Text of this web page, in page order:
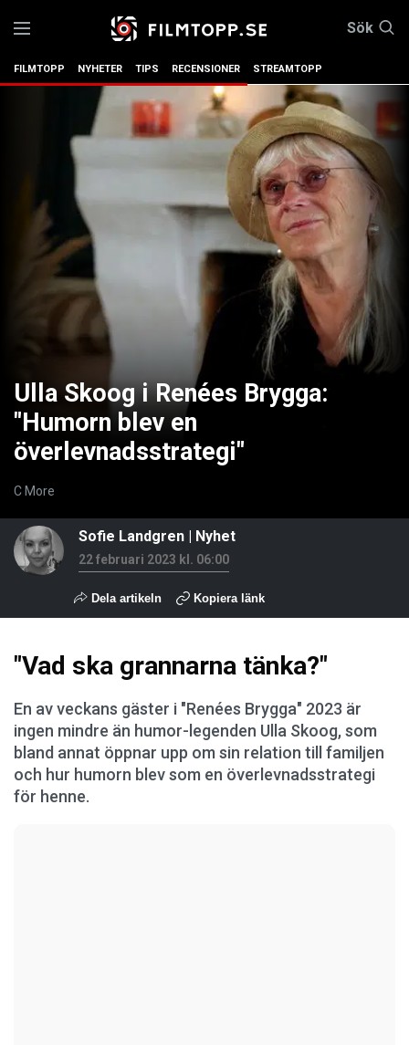
Sök
FILMTOPP NYHETER TIPS RECENSIONER STREAMTOPP
Ulla Skoog i Renées Brygga:
"Humorn blev en
överlevnadsstrategi"
C More
Sofie Landgren | Nyhet
22 februari 2023 kl. 06:00
Dela artikeln Kopiera länk
"Vad ska grannarna tänka?"
En av veckans gäster i "Renées Brygga" 2023 är
ingen mindre än humor-legenden Ulla Skoog, som
bland annat öppnar upp om sin relation till familjen
och hur humorn blev som en överlevnadsstrategi
för henne.